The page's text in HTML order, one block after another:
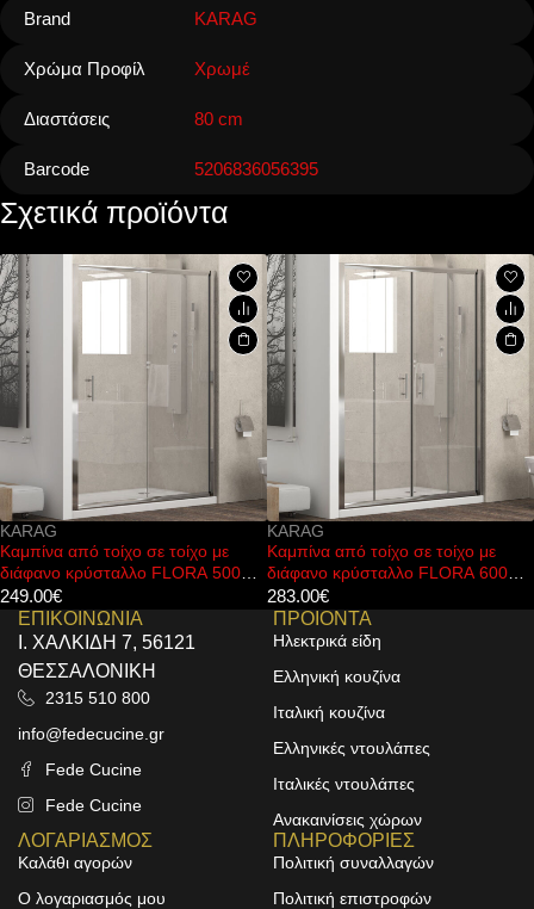
Brand KARAG
Χρώμα Προφίλ Χρωμέ
Διαστάσεις 80 cm
Barcode 5206836056395
Σχετικά προϊόντα
KARAG
Καμπίνα από τοίχο σε τοίχο με
διάφανο κρύσταλλο FLORA 600
Cromo KARAG 180x190cm
283.00€
KARAG
Καμπίνα ημικυκλική με διάφανο
κρύσταλλο FLORA 200 Cromo
KARAG
ΕΠΙΚΟΙΝΩΝΙΑ
Ι. ΧΑΛΚΙΔΗ 7, 56121
ΘΕΣΣΑΛΟΝΙΚΗ
2315 510 800
info@fedecucine.gr
Fede Cucine
Fede Cucine
ΠΡΟΙΟΝΤΑ
Ηλεκτρικά είδη
Ελληνική κουζίνα
Ιταλική κουζίνα
Ελληνικές ντουλάπες
Ιταλικές ντουλάπες
Ανακαινίσεις χώρων
ΛΟΓΑΡΙΑΣΜΟΣ
Καλάθι αγορών
Ο λογαριασμός μου
ΠΛΗΡΟΦΟΡΙΕΣ
Πολιτική συναλλαγών
Πολιτική επιστροφών